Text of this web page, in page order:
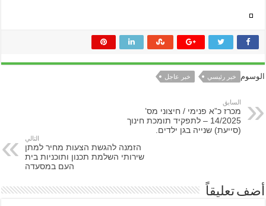
الوسوم خبر رئيسي خبر عاجل
السابق
מכרז כ”א פנימי / חיצוני מס’
14/2025 – לתפקיד תומכת חינוך
(סייעת) שנייה בגן ילדים.
التالي
הזמנה להגשת הצעות מחיר למתן
שירותי השלמת תכנון ותוכניות בית
העם במסעדה
أضف تعليقاً